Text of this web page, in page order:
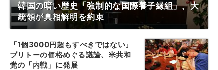
韓国の暗い歴史「強制的な国際養子縁組」、大
統領が真相解明を約束
「1個3000円超もすべきではない」
ブリトーの価格めぐる議論、米共和
党の「内戦」に発展